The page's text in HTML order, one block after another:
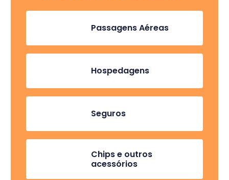
Passagens Aéreas
Hospedagens
Seguros
Chips e outros
acessórios